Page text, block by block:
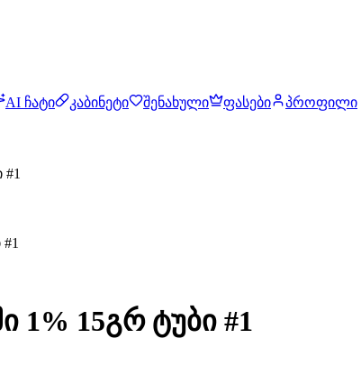
AI ჩატი კაბინეტი შენახული ფასები პროფილი
1% 15გრ ტუბი #1